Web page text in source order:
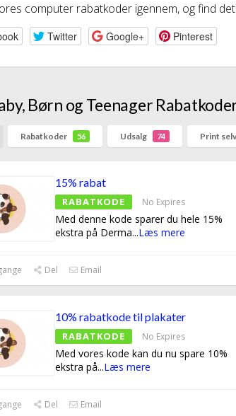
computer rabatkoder igennem, og find
Twitter Google+ Pinterest
Børn og Teenager
Rabatkoder 56 Udsalg 74 Print selv
15% rabat
RABATKODE No Expires
Med denne kode sparer du hele 15%
ekstra på Derma...Læs mere
Del Email
10% rabatkode til plakater
RABATKODE No Expires
Med vores kode kan du nu spare 10%
ekstra på...Læs mere
Del Email